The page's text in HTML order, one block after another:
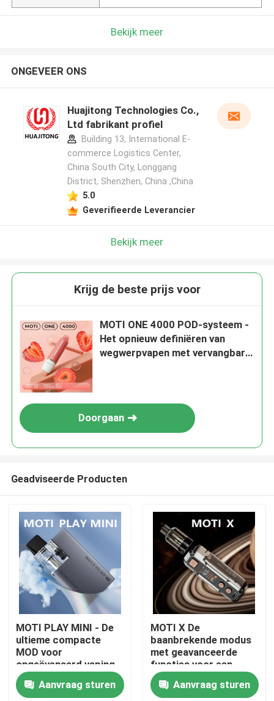
Thuis
Bekijk meer
ONGEVEER ONS
Huajitong Technologies Co.,
Ltd fabrikant profiel
Building 13, International E-
commerce Logistics Center,
China South City, Longgang
District, Shenzhen, China ,China
5.0
Geverifieerde Leverancier
Bekijk meer
Krijg de beste prijs voor
MOTI ONE 4000 POD-systeem -
Het opnieuw definiëren van
wegwerpvapen met vervangbare
Doorgaan
Geadviseerde Producten
MOTI PLAY MINI - De
ultieme compacte
MOD voor
ongeëvenaard vaping
gemak en prestaties
Aanvraag sturen
MOTI X De
baanbrekende modus
met geavanceerde
functies voor een
ongeëvenaarde vaping
ervaringAanvraag sturen